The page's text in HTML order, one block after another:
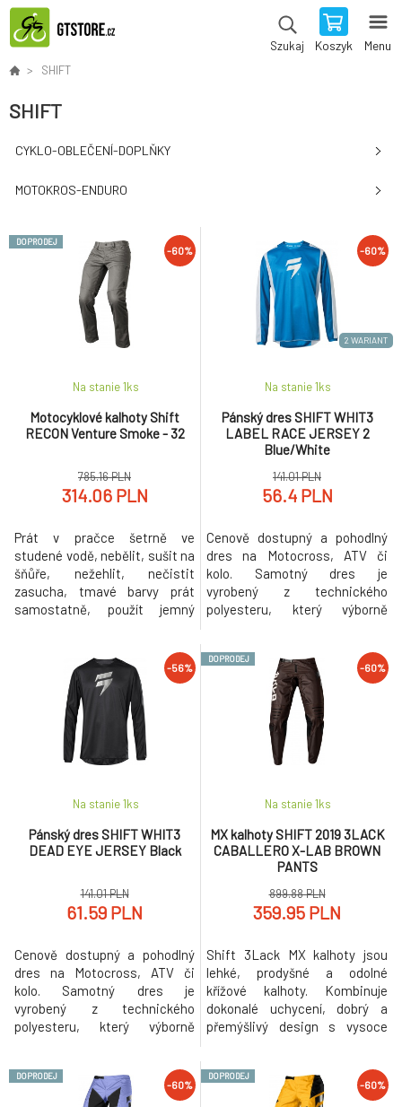
Szukaj Koszyk Menu
SHIFT
SHIFT
CYKLO-OBLEČENÍ-DOPLŇKY
MOTOKROS-ENDURO
DOPRODEJ
-60%
Motocyklové kalhoty Shift
RECON Venture Smoke - 32
Na stanie 1ks
785.16 PLN
314.06 PLN
Prát v pračce šetrně ve
studené vodě, nebělit, sušit na
šňůře, nežehlit, nečistit
zasucha, tmavé barvy prát
samostatně, použít jemný
2 WARIANT
-60%
Pánský dres SHIFT WHIT3
LABEL RACE JERSEY 2
Blue/White
Na stanie 1ks
141.01 PLN
56.4 PLN
Cenově dostupný a pohodlný
dres na Motocross, ATV či
kolo. Samotný dres je
vyrobený z technického
polyesteru, který výborně
podporují ventilaci a přísun
vzduchu. Dres využívá
komfortní více-panelovou
konstrukci s volným střihem
a prodloužený zádový panel
zakrývá záda i v jezdecké pozici
-56%
Pánský dres SHIFT WHIT3
DEAD EYE JERSEY Black
Na stanie 1ks
141.01 PLN
61.59 PLN
Cenově dostupný a pohodlný
dres na Motocross, ATV či
kolo. Samotný dres je
vyrobený z technického
polyesteru, který výborně
podporují ventilaci a přísun
vzduchu. Dres využívá
DOPRODEJ
-60%
MX kalhoty SHIFT 2019 3LACK
CABALLERO X-LAB BROWN
PANTS
Na stanie 1ks
899.88 PLN
359.95 PLN
Shift 3Lack MX kalhoty jsou
lehké, prodyšné a odolné
křížové kalhoty. Kombinuje
dokonalé uchycení, dobrý a
přemýšlivý design s vysoce
82% polyester, 10% polyamid
nylon, 5% kravská kůže, 3%
DOPRODEJ
-60%
DOPRODEJ
-60%